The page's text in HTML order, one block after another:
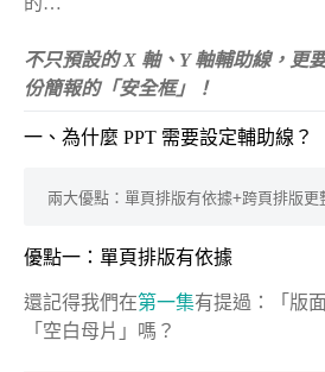
不只預設的 X 軸、Y 軸輔助線，更
份簡報的「安全框」！
一、為什麼 PPT 需要設定輔助線？
兩大優點：單頁排版有依據+跨頁排版更
優點一：單頁排版有依據
還記得我們在第一集有提過：「版
「空白母片」嗎？